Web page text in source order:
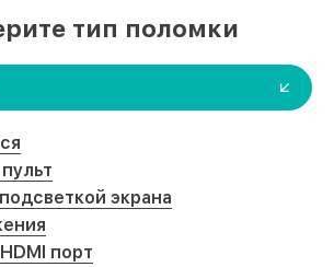
тип поломки
экрана
порт